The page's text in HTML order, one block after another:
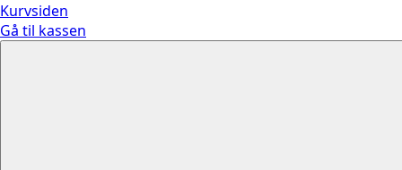
Kurvsiden
Gå til kassen